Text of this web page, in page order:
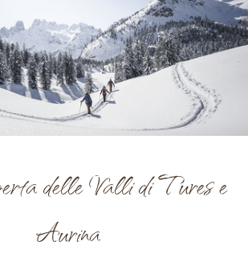
delle Valli di Tures e
Aurina